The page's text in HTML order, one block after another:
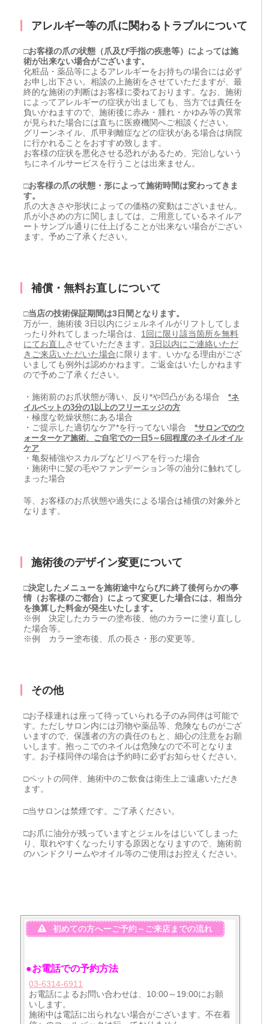
アレルギー等の爪に関わるトラブルについて
□お客様の爪の状態（爪及び手指の疾患等）によっては施
術が出来ない場合がございます。
化粧品・薬品等によるアレルギーをお持ちの場合には必ず
お申し出下さい。相談の上施術をさせていただますが、最
終的な施術の判断はお客様に委ねております。なお、施術
によってアレルギーの症状が出ましても、当方では責任を
負いかねますので、施術後に赤み・腫れ・かゆみ等の異常
が見られた場合には直ちに医療機関へご相談ください。
グリーンネイル、爪甲剥離症などの症状がある場合は病院
に行かれることをおすすめ致します。
お客様の症状を悪化させる恐れがあるため、完治しないう
ちにネイルサービスを行うことは出来ません。
□お客様の爪の状態・形によって施術時間は変わってきま
す。
爪の大きさや形状によっての価格の変動はございません。
爪が小さめの方に関しましては、ご用意しているネイルア
ートサンプル通りに仕上げることが出来ない場合がござい
ます。予めご了承ください。
補償・無料お直しについて
□当店の技術保証期間は3日間となります。
万が一、施術後 3日以内にジェルネイルがリフトしてしま
ったり外れてしまった場合は、 1回に限り該当箇所を無料
にてお直し させていただきます。3日以内にご連絡いただ
きご来店いただいた場合に限ります。いかなる理由がござ
いましても例外は認めかねます。ご返金はいたしかねます
ので予めご了承ください。
・施術前のお爪状態が薄い、反り*や凹凸がある場合*ネ
イルベットの3分の1以上のフリーエッジの方
・極度な乾燥状態にある場合
・ご提示した適切なケア*を行ってない場合*サロンでのウ
ォーターケア施術、ご自宅での一日5～6回程度のネイルオイル
ケア
・亀裂補強やスカルプなどリペアを行った場合
・施術中に髪の毛やファンデーション等の油分に触れてし
まった場合
等、お客様のお爪状態や過失による場合は補償の対象外と
なります。
施術後のデザイン変更について
□決定したメニューを施術途中ならびに終了後何らかの事
情（お客様のご都合）によって変更した場合には、相当分
を換算した料金が発生いたします。
※例 決定したカラーの塗布後、他のカラーに塗り直しし
た場合等。
※例 カラー塗布後、爪の長さ・形の変更等。
その他
□お子様連れは座って待っていられる子のみ同伴は可能で
す。ただしサロン内には刃物や薬品等、危険なものがござ
いますので、保護者の方の責任のもと、細心の注意をお願
いします。抱っこでのネイルは危険なので不可となりま
す。お子様同伴の場合は予約時に必ずお知らせください。
□ペットの同伴、施術中のご飲食は衛生上ご遠慮いただき
ます。
□当サロンは禁煙です。ご了承ください。
□お爪に油分が残っていますとジェルをはじいてしまった
り、取れやすくなったりする原因となりますので、施術前
のハンドクリームやオイル等のご使用はお控えください。
初めての方へーご予約～ご来店までの流れ
●お電話での予約方法
03-6314-6911
お電話によるお問い合わせは、10:00～19:00にお願
いします。
施術中は電話に出られない場合がございます。不在着